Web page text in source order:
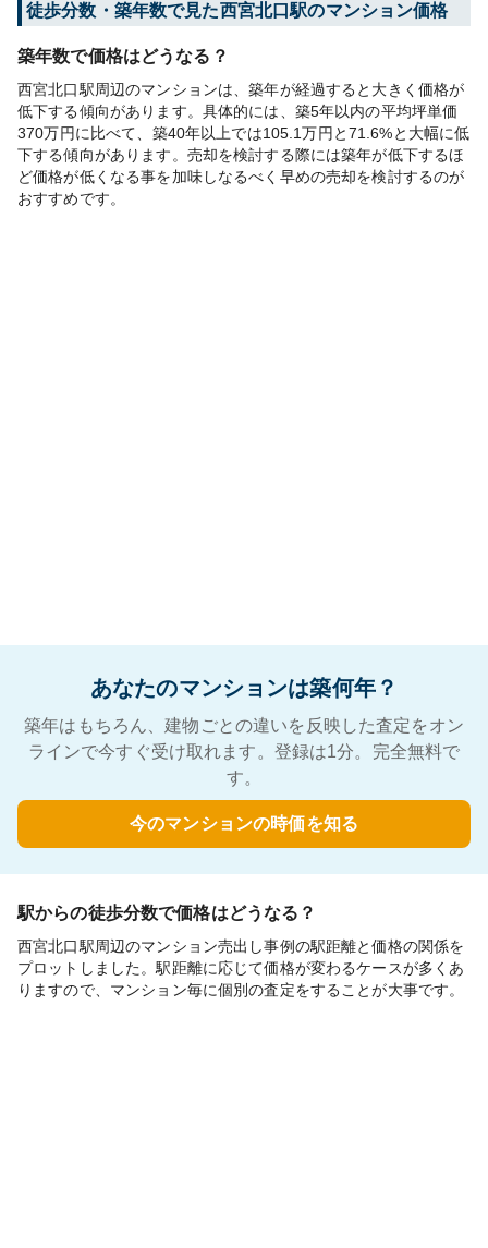
徒歩分数・築年数で見た西宮北口駅のマンション価格
築年数で価格はどうなる？
西宮北口駅周辺のマンションは、築年が経過すると大きく価格が
低下する傾向があります。具体的には、築5年以内の平均坪単価
370万円に比べて、築40年以上では105.1万円と71.6%と大幅に低
下する傾向があります。売却を検討する際には築年が低下するほ
ど価格が低くなる事を加味しなるべく早めの売却を検討するのが
おすすめです。
あなたのマンションは築何年？
築年はもちろん、建物ごとの違いを反映した査定をオン
ラインで今すぐ受け取れます。登録は1分。完全無料で
す。
今のマンションの時価を知る
駅からの徒歩分数で価格はどうなる？
西宮北口駅周辺のマンション売出し事例の駅距離と価格の関係を
プロットしました。駅距離に応じて価格が変わるケースが多くあ
りますので、マンション毎に個別の査定をすることが大事です。